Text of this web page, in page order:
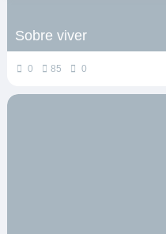
Sobre viver
0 85 0